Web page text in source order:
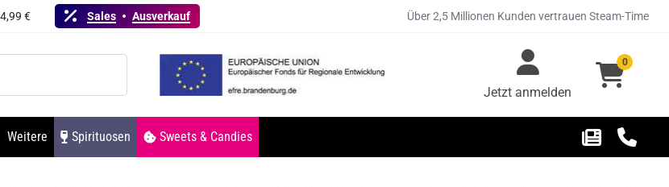
€ Sales Ausverkauf Über 2,5 Millionen Kunden vertrauen Steam-Time
Jetzt anmelden
0
Weitere Spirituosen Sweets & Candies